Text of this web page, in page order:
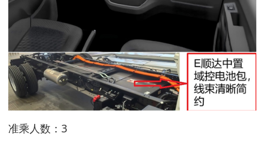
准乘人数：3